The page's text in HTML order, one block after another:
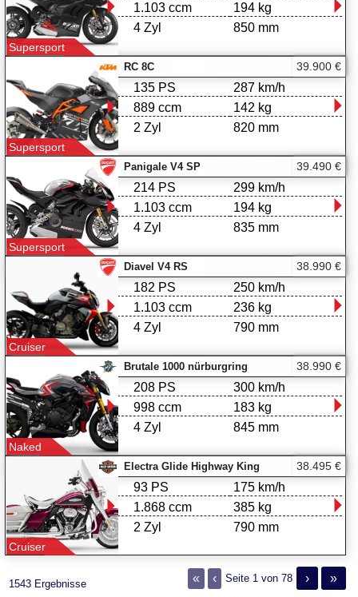
Supersport
1.103 ccm
4 Zyl
194 kg
850 mm
RC 8C
Supersport
39.900 €
135 PS
889 ccm
2 Zyl
287 km/h
142 kg
820 mm
Panigale V4 SP
Supersport
39.490 €
214 PS
1.103 ccm
4 Zyl
299 km/h
194 kg
835 mm
Diavel V4 RS
Cruiser
38.990 €
182 PS
1.103 ccm
4 Zyl
250 km/h
236 kg
790 mm
Brutale 1000 nürburgring
Naked
38.990 €
208 PS
998 ccm
4 Zyl
300 km/h
183 kg
845 mm
Electra Glide Highway King
Cruiser
38.495 €
93 PS
1.868 ccm
2 Zyl
175 km/h
385 kg
790 mm
1543 Ergebnisse « ‹ Seite 1 von 78 › »